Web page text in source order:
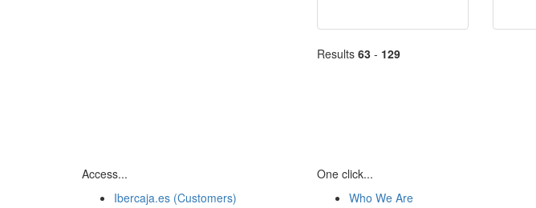
Results 63- 129
Access...
Ibercaja.es (Customers)
One click...
Who We Are